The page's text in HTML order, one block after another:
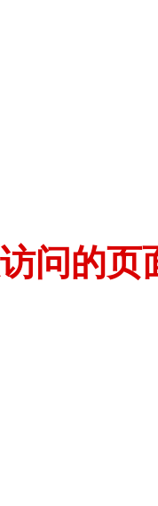
问的页